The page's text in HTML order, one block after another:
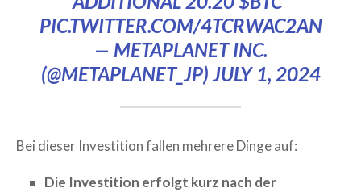
PIC.TWITTER.COM/4TCRWAC2AN
— METAPLANET INC.
(@METAPLANET_JP)JULY 1, 2024
Bei dieser Investition fallen mehrere Dinge auf:
Die Investition erfolgt kurz nach der